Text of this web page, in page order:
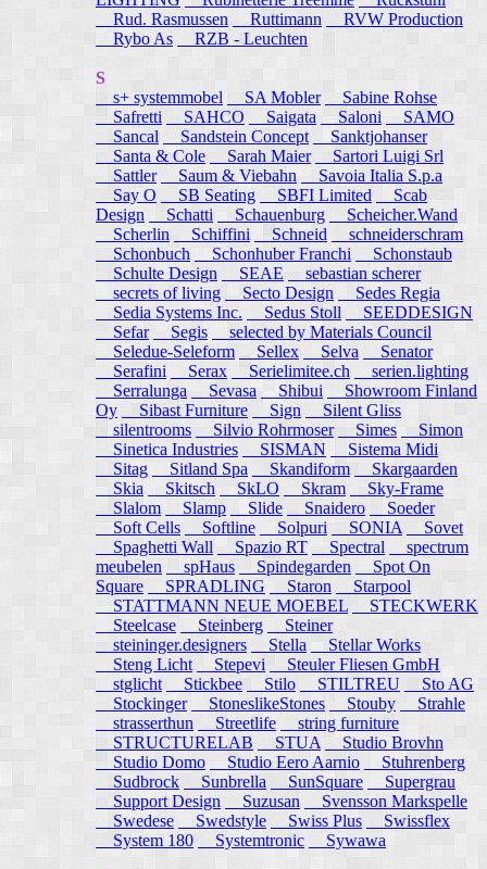
Rud. Rasmussen
Ruttimann
RVW Production
Rybo As
RZB - Leuchten
S
s+ systemmobel
SA Mobler
Sabine Rohse
Safretti
SAHCO Saigata Saloni
SAMO
Sancal
Sandstein Concept
Sanktjohanser
Santa & Cole
Sarah Maier
Sartori Luigi Srl
Sattler
Saum & Viebahn
Savoia Italia S.p.a
Say O
SB Seating SBFI Limited
Scab
Design
Schatti Schauenburg
Scheicher.Wand
Scherlin
Schiffini Schneid
schneiderschram
Schonbuch
Schonhuber Franchi
Schonstaub
Schulte Design
SEAE
sebastian scherer
secrets of living
Secto Design
Sedes Regia
Sedia Systems Inc.
Sedus Stoll
SEEDDESIGN
Sefar
Segis
selected by Materials Council
Seledue-Seleform
Sellex Selva
Senator
Serafini
Serax Serielimitee.ch
serien.lighting
Serralunga
Sevasa Shibui
Showroom Finland
Oy
Sibast Furniture Sign
Silent Gliss
silentrooms
Silvio Rohrmoser Simes Simon
Sinetica Industries
SISMAN
Sistema Midi
Sitag
Sitland Spa Skandiform
Skargaarden
Skia
Skitsch SkLO Skram
Sky-Frame
Slalom
Slamp Slide Snaidero
Soeder
Soft Cells
Softline Solpuri SONIA
Sovet
Spaghetti Wall
Spazio RT Spectral
spectrum
meubelen
spHaus Spindegarden
Spot On
Square
SPRADLING Staron
Starpool
STATTMANN NEUE MOEBEL
STECKWERK
Steelcase
Steinberg
Steiner
steininger.designers
Stella Stellar Works
Steng Licht
Stepevi
Steuler Fliesen GmbH
stglicht
Stickbee Stilo STILTREU
Sto AG
Stockinger
StoneslikeStones Stouby
Strahle
strasserthun
Streetlife
string furniture
STRUCTURELAB
STUA
Studio Brovhn
Studio Domo
Studio Eero Aarnio
Stuhrenberg
Sudbrock
Sunbrella SunSquare
Supergrau
Support Design
Suzusan
Svensson Markspelle
Swedese
Swedstyle Swiss Plus
Swissflex
System 180
Systemtronic Sywawa